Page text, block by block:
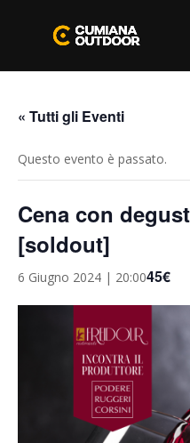
« Tutti gli Eventi
Questo evento è passato.
Cena con
[soldout]
6 Giugno 2024 | 20:0045€